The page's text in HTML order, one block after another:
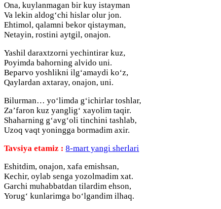
Ona, kuylanmagan bir kuy istayman
Va lekin aldog‘chi hislar olur jon.
Ehtimol, qalamni bekor qistayman,
Netayin, rostini aytgil, onajon.
Yashil daraxtzorni yechintirar kuz,
Poyimda bahorning alvido uni.
Beparvo yoshlikni ilg‘amaydi ko‘z,
Qaylardan axtaray, onajon, uni.
Bilurman… yo‘limda g‘ichirlar toshlar,
Za’faron kuz yanglig‘ xayolim taqir.
Shaharning g‘avg‘oli tinchini tashlab,
Uzoq vaqt yoningga bormadim axir.
Tavsiya etamiz : 8-mart yangi sherlari
Eshitdim, onajon, xafa emishsan,
Kechir, oylab senga yozolmadim xat.
Garchi muhabbatdan tilardim ehson,
Yorug‘ kunlarimga bo‘lgandim ilhaq.